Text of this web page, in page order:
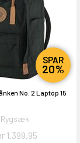
SPAR
20%
No. 2 Laptop 15
Rygsæk
1.399,95